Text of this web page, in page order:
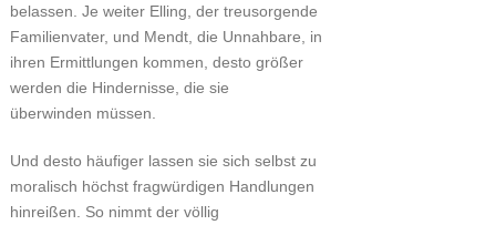
belassen. Je weiter Elling, der treusorgende
Familienvater, und Mendt, die Unnahbare, in
ihren Ermittlungen kommen, desto größer
werden die Hindernisse, die sie
überwinden müssen.
Und desto häufiger lassen sie sich selbst zu
moralisch höchst fragwürdigen Handlungen
hinreißen. So nimmt der völlig